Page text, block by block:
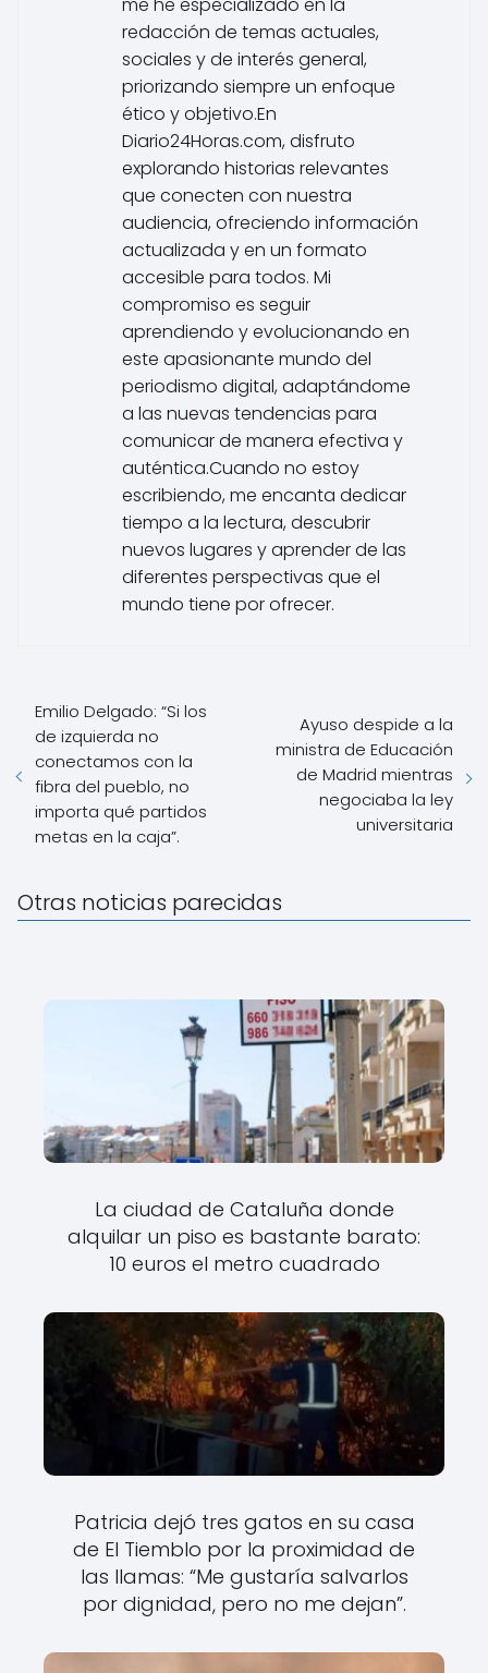
me he especializado en la
redacción de temas actuales,
sociales y de interés general,
priorizando siempre un enfoque
ético y objetivo.En
Diario24Horas.com, disfruto
explorando historias relevantes
que conecten con nuestra
audiencia, ofreciendo información
actualizada y en un formato
accesible para todos. Mi
compromiso es seguir
aprendiendo y evolucionando en
este apasionante mundo del
periodismo digital, adaptándome
a las nuevas tendencias para
comunicar de manera efectiva y
auténtica.Cuando no estoy
escribiendo, me encanta dedicar
tiempo a la lectura, descubrir
nuevos lugares y aprender de las
diferentes perspectivas que el
mundo tiene por ofrecer.
Emilio Delgado: “Si los
de izquierda no
conectamos con la
fibra del pueblo, no
importa qué partidos
metas en la caja”.
Ayuso despide a la
ministra de Educación
de Madrid mientras
negociaba la ley
universitaria
Otras noticias parecidas
La ciudad de Cataluña donde
alquilar un piso es bastante barato:
10 euros el metro cuadrado
Patricia dejó tres gatos en su casa
de El Tiemblo por la proximidad de
las llamas: “Me gustaría salvarlos
por dignidad, pero no me dejan”.